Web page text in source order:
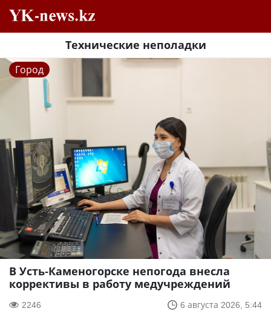
Технические неполадки
Город
В Усть-Каменогорске непогода внесла
коррективы в работу медучреждений
2246 6 августа 2026, 5:44